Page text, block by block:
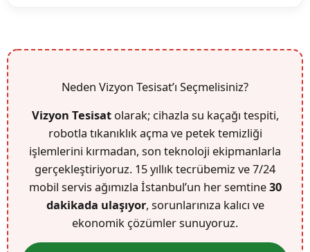
Neden Vizyon Tesisat’ı Seçmelisiniz?
Vizyon Tesisatolarak; cihazla su kaçağı tespiti,
robotla tıkanıklık açma ve petek temizliği
işlemlerini kırmadan, son teknoloji ekipmanlarla
gerçekleştiriyoruz. 15 yıllık tecrübemiz ve 7/24
mobil servis ağımızla İstanbul’un her semtine30
dakikada ulaşıyor, sorunlarınıza kalıcı ve
ekonomik çözümler sunuyoruz.